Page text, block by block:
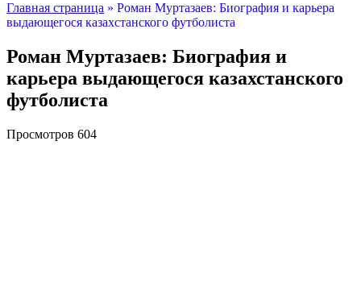
Главная страница » Роман Муртазаев: Биография и карьера
выдающегося казахстанского футболиста
Роман Муртазаев: Биография и
карьера выдающегося казахстанского
футболиста
Просмотров 604